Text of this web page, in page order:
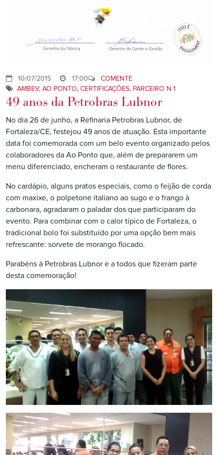
10/07/2015 17:00
COMENTE
AMBEV, AO PONTO, CERTIFICAÇÕES, PARCEIRO N 1
49 anos da Petrobras Lubnor
No dia 26 de junho, a Refinaria Petrobras Lubnor, de
Fortaleza/CE, festejou 49 anos de atuação. Esta importante
data foi comemorada com um belo evento organizado pelos
colaboradores da Ao Ponto que, além de prepararem um
menu diferenciado, encheram o restaurante de flores.
No cardápio, alguns pratos especiais, como o feijão de corda
com maxixe, o polpetone italiano ao sugo e o frango à
carbonara, agradaram o paladar dos que participaram do
evento. Para combinar com o calor típico de Fortaleza, o
tradicional bolo foi substituído por uma opção bem mais
refrescante: sorvete de morango flocado.
Parabéns à Petrobras Lubnor e a todos que fizeram parte
desta comemoração!